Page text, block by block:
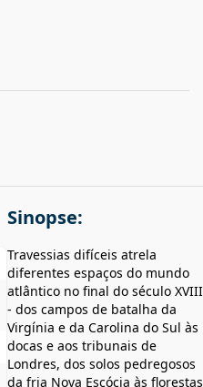
Sinopse:
Travessias difíceis atrela
diferentes espaços do mundo
atlântico no final do século XVIII
- dos campos de batalha da
Virgínia e da Carolina do Sul às
docas e aos tribunais de
Londres, dos solos pedregosos
da fria Nova Escócia às florestas